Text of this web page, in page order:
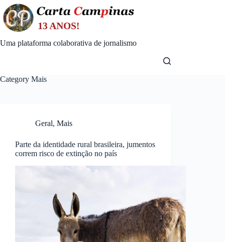
Skip
to
content
Uma plataforma colaborativa de jornalismo
Category Mais
Geral, Mais
Parte da identidade rural brasileira, jumentos
correm risco de extinção no país